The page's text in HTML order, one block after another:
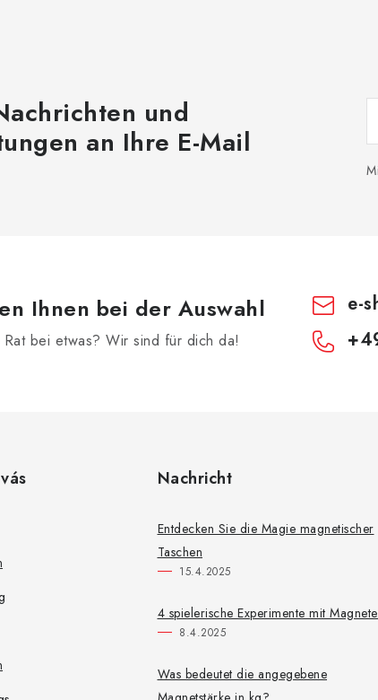
und
an Ihre E-Mail
Ihnen bei der Auswahl
Rat bei etwas? Wir sind für dich da!
e-
Nachricht
Entdecken Sie die Magie magnetischer
Taschen
15.4.2025
4 spielerische Experimente mit
8.4.2025
Was bedeutet die angegebene